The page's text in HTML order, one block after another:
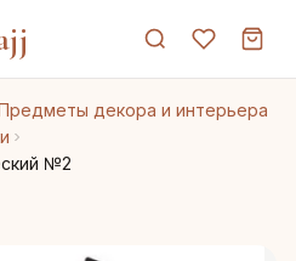
декора и интерьера
№2